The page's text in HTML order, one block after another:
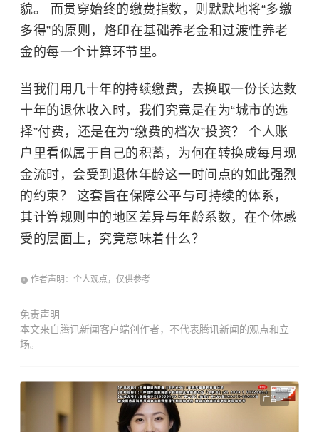
貌。 而贯穿始终的缴费指数，则默默地将“多缴
多得”的原则，烙印在基础养老金和过渡性养老
金的每一个计算环节里。
当我们用几十年的持续缴费，去换取一份长达数
十年的退休收入时，我们究竟是在为“城市的选
择”付费，还是在为“缴费的档次”投资？ 个人账
户里看似属于自己的积蓄，为何在转换成每月现
金流时，会受到退休年龄这一时间点的如此强烈
的约束？ 这套旨在保障公平与可持续的体系，
其计算规则中的地区差异与年龄系数，在个体感
受的层面上，究竟意味着什么？
作者声明：个人观点，仅供参考
免责声明
本文来自腾讯新闻客户端创作者，不代表腾讯新闻的观点和立
场。
广告